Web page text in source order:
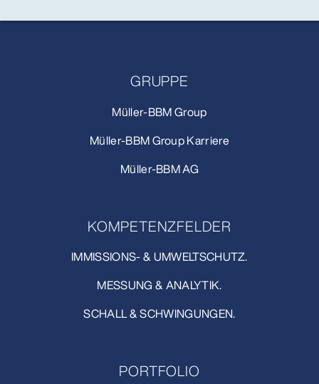
GRUPPE
Müller-BBM Group
Müller-BBM Group Karriere
Müller-BBM AG
KOMPETENZFELDER
IMMISSIONS- & UMWELTSCHUTZ.
MESSUNG & ANALYTIK.
SCHALL & SCHWINGUNGEN.
PORTFOLIO